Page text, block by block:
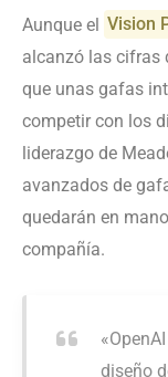
Aunque el Vision
alcanzó las cifras
que unas gafas
competir con los
liderazgo de
avanzados de
quedarán en
compañía.
diseño